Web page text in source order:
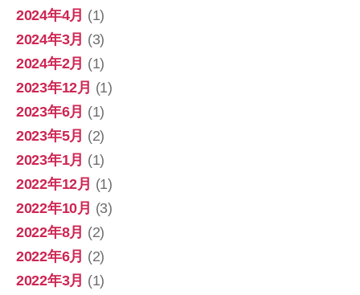
2024年4月 (1)
2024年3月 (3)
2024年2月 (1)
2023年12月 (1)
2023年6月 (1)
2023年5月 (2)
2023年1月 (1)
2022年12月 (1)
2022年10月 (3)
2022年8月 (2)
2022年6月 (2)
2022年3月 (1)